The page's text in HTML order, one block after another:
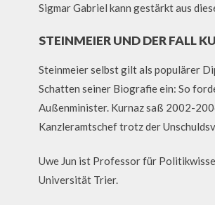
Sigmar Gabriel kann gestärkt aus
STEINMEIER UND DER FALL
Steinmeier selbst gilt als populärer
Schatten seiner Biografie ein: So
Außenminister. Kurnaz saß 2002-
Kanzleramtschef trotz der
Uwe Jun ist Professor für
Universität Trier.